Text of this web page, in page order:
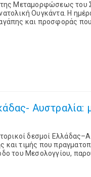
της Μεταμορφώσεως του
Ουγκάντα. Η
και προσφοράς
Αυστραλία:
δεσμοί
και τιμής που
του Μεσολογγίου,